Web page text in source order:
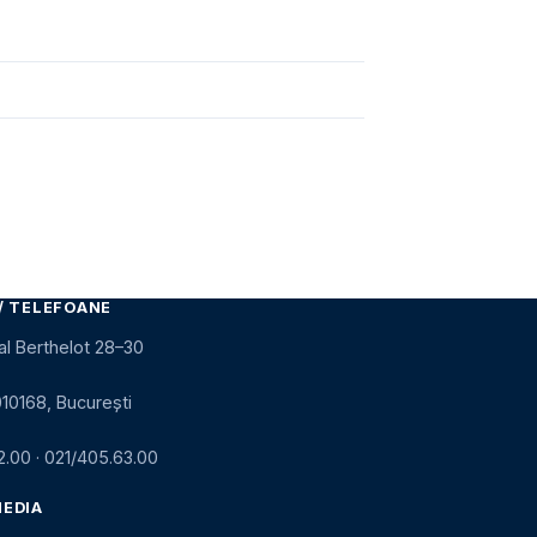
TELEFOANE
Berthelot 28–30
București
· 021/405.63.00